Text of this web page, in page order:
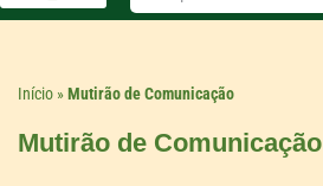
Início »Mutirão de Comunicação
Mutirão de Comunicação